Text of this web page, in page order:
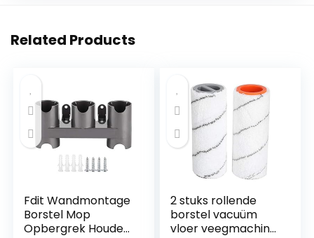
Related Products
Fdit Wandmontage
Borstel Mop
Opbergrek Houder
2 stuks rollende
borstel vacuüm
vloer veegmachine